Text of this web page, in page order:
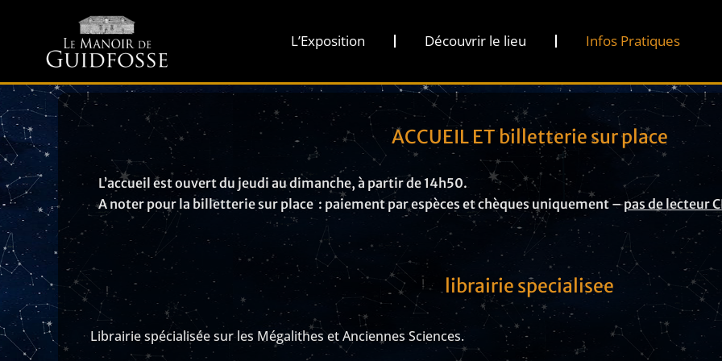
contenu
L’Exposition Découvrir le lieu Infos Pratiques
ACCUEIL ET billetterie sur place
L’accueil est ouvert du jeudi au dimanche, à partir de 14h50.
A noter pour la billetterie sur place : paiement par espèces et chèques uniquement –pas de lecteur
librairie specialisee
Librairie spécialisée sur les Mégalithes et Anciennes Sciences.